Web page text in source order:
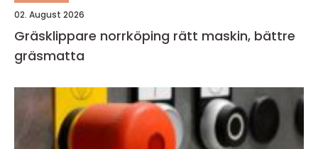
02. August 2026
Gräsklippare norrköping rätt maskin, bättre
gräsmatta